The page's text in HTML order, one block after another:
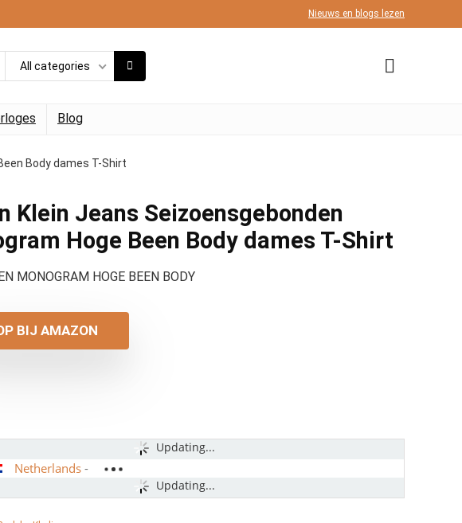
Nieuws en blogs lezen
All categories
Blog
Body dames T-Shirt
Klein Jeans Seizoensgebonden
Hoge Been Body dames T-Shirt
MONOGRAM HOGE BEEN BODY
BIJ AMAZON
Updating...
Updating...
Netherlands -